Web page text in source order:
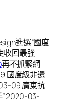
進選“國度
收回最強
再不抓緊網
國度級非遺
09 廣東抗
”2020-03-